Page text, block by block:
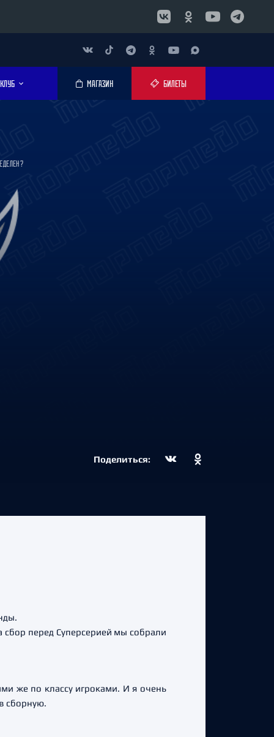
КЛУБ МАГАЗИН БИЛЕТЫ
Поделиться:
перед Суперсерией мы собрали
же по классу игроками. И я очень
сборную.